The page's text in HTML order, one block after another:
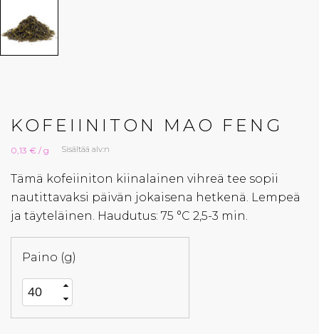
KOFEIINITON MAO FENG
0,13 € / g Sisältää alv:n
Tämä kofeiiniton kiinalainen vihreä tee sopii
nautittavaksi päivän jokaisena hetkenä. Lempeä
ja täyteläinen. Haudutus: 75 °C 2,5-3 min.
Paino (g)